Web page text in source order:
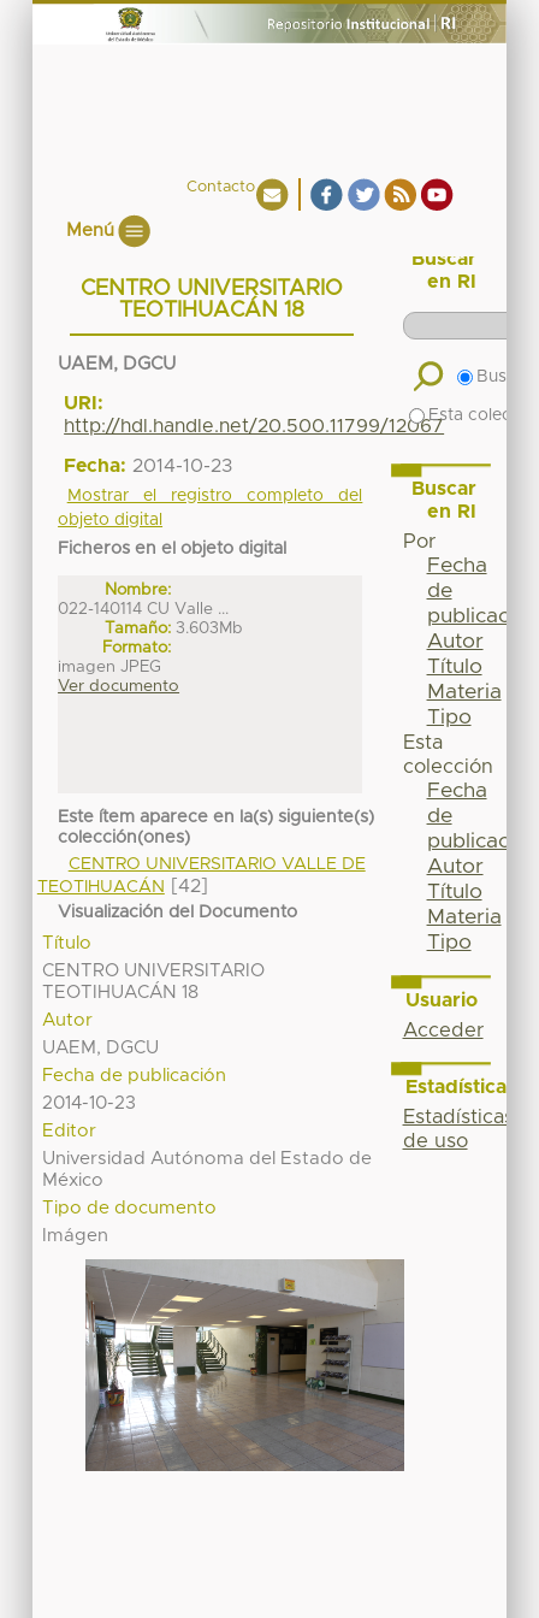
Contacto
Menú
CENTRO UNIVERSITARIO
TEOTIHUACÁN 18
UAEM, DGCU
URI:
http://hdl.handle.net/20.500.11799/12067
Fecha: 2014-10-23
Mostrar el registro completo del
objeto digital
Ficheros en el objeto digital
Nombre:
022-140114 CU Valle ...
Tamaño: 3.603Mb
Formato:
imagen JPEG
Ver documento
Este ítem aparece en la(s) siguiente(s)
colección(ones)
CENTRO UNIVERSITARIO VALLE DE
TEOTIHUACÁN
[42]
Visualización del Documento
Título
CENTRO UNIVERSITARIO
TEOTIHUACÁN 18
Autor
UAEM, DGCU
Fecha de publicación
2014-10-23
Editor
Universidad Autónoma del Estado de
México
Tipo de documento
Imágen
Buscar
en RI
Buscar
Esta
Buscar
en RI
Por
Fecha
de
publicación
Autor
Título
Materia
Tipo
Esta
colección
Fecha
de
publicación
Autor
Título
Materia
Tipo
Usuario
Acceder
Estadísticas
Estadísticas
de uso